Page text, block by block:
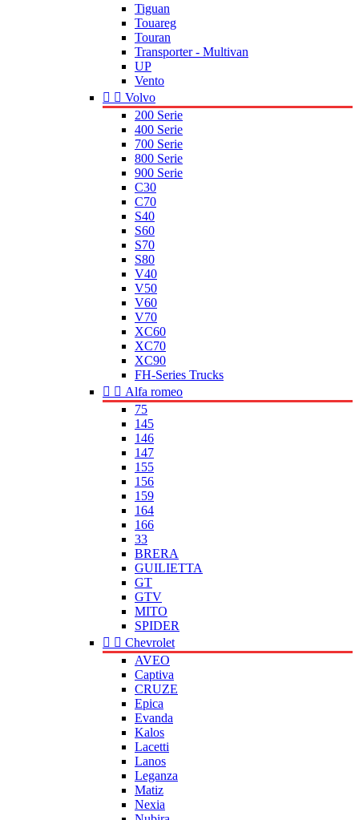
Tiguan
Touareg
Touran
Transporter - Multivan
UP
Vento
  Volvo
200 Serie
400 Serie
700 Serie
800 Serie
900 Serie
C30
C70
S40
S60
S70
S80
V40
V50
V60
V70
XC60
XC70
XC90
FH-Series Trucks
  Alfa romeo
75
145
146
147
155
156
159
164
166
33
BRERA
GUILIETTA
GT
GTV
MITO
SPIDER
  Chevrolet
AVEO
Captiva
CRUZE
Epica
Evanda
Kalos
Lacetti
Lanos
Leganza
Matiz
Nexia